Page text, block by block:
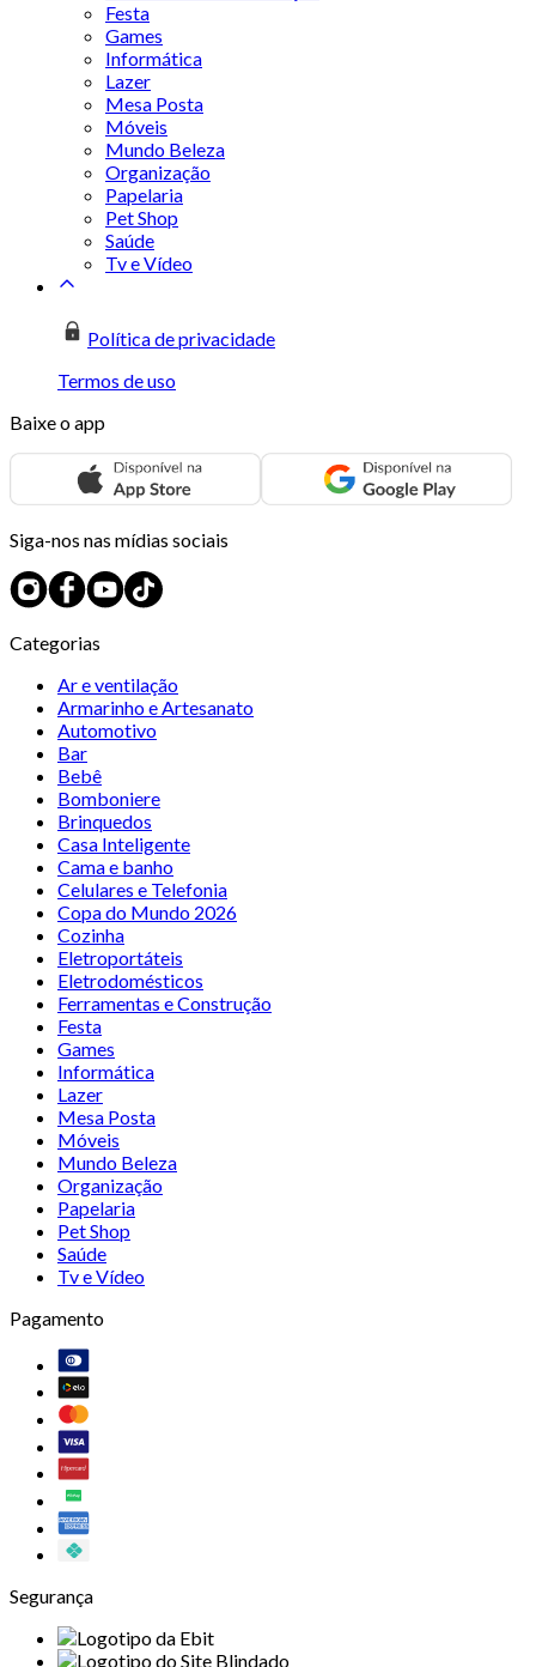
Festa
Games
Informática
Lazer
Mesa Posta
Móveis
Mundo Beleza
Organização
Papelaria
Pet Shop
Saúde
Tv e Vídeo
Política de privacidade
Termos de uso
Baixe o app
Siga-nos nas mídias sociais
Categorias
Ar e ventilação
Armarinho e Artesanato
Automotivo
Bar
Bebê
Bomboniere
Brinquedos
Casa Inteligente
Cama e banho
Celulares e Telefonia
Copa do Mundo 2026
Cozinha
Eletroportáteis
Eletrodomésticos
Ferramentas e Construção
Festa
Games
Informática
Lazer
Mesa Posta
Móveis
Mundo Beleza
Organização
Papelaria
Pet Shop
Saúde
Tv e Vídeo
Pagamento
Segurança